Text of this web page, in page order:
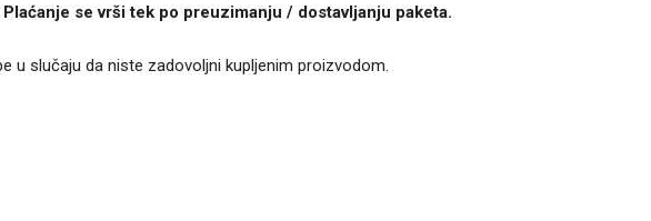
se vrši tek po preuzimanju / dostavljanju paketa.
u slučaju da niste zadovoljni kupljenim proizvodom.